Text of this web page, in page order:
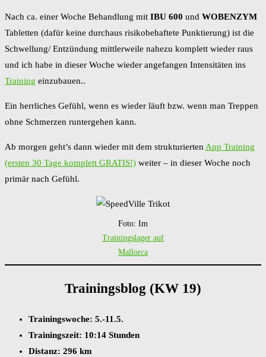
Nach ca. einer Woche Behandlung mit IBU 600 und WOBENZYM
Tabletten (dafür keine durchaus risikobehaftete Punktierung) ist die
Schwellung/ Entzündung mittlerweile nahezu komplett wieder raus
und ich habe in dieser Woche wieder angefangen Intensitäten ins
Training einzubauen..
Ein herrliches Gefühl, wenn es wieder läuft bzw. wenn man Treppen
ohne Schmerzen runtergehen kann.
Ab morgen geht’s dann wieder mit dem strukturierten App Training
(ersten 30 Tage komplett GRATIS!) weiter – in dieser Woche noch
primär nach Gefühl.
Foto: Im
Trainingslager auf
Mallorca
Trainingsblog (KW 19)
Trainingswoche: 5.-11.5.
Trainingszeit: 10:14 Stunden
Distanz: 296 km